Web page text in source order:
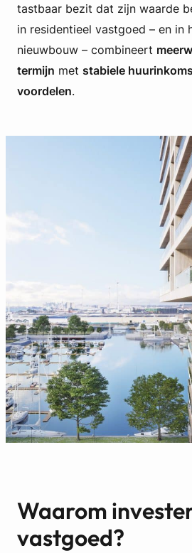
tastbaar bezit dat zijn waarde
in residentieel vastgoed – en in
nieuwbouw – combineert
termijn met stabiele
voordelen.
Waarom
vastgoed?